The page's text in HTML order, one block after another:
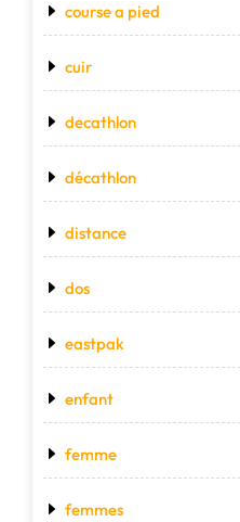
course a pied
cuir
decathlon
décathlon
distance
dos
eastpak
enfant
femme
femmes